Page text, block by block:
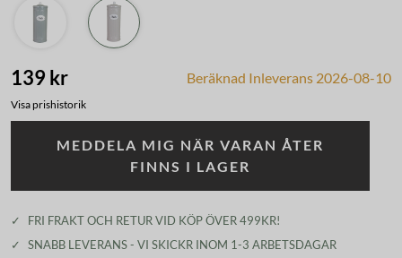
139 kr Beräknad Inleverans 2026-08-10
Visa prishistorik
MEDDELA MIG NÄR VARAN ÅTER
FINNS I LAGER
✓
FRI FRAKT OCH RETUR VID KÖP ÖVER 499KR!
✓
SNABB LEVERANS - VI SKICKR INOM 1-3 ARBETSDAGAR